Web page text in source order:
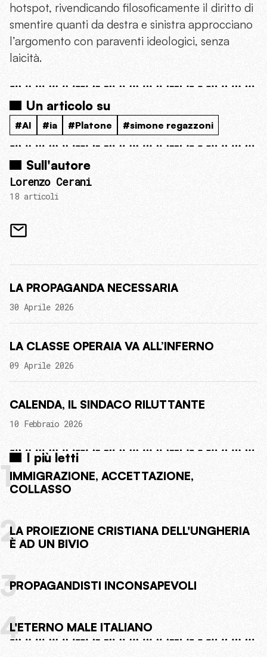
hotspot, rivendicando filosoficamente il diritto di
smentire quanti da destra e sinistra approcciano
l’argomento con paraventi ideologici, senza
laicità.
Un articolo su
#AI #ia #Platone #simone regazzoni
Sull'autore
Lorenzo Cerani
18 articoli
LA PROPAGANDA NECESSARIA
30 Aprile 2026
LA CLASSE OPERAIA VA ALL’INFERNO
09 Aprile 2026
CALENDA, IL SINDACO RILUTTANTE
10 Febbraio 2026
I più letti
1IMMIGRAZIONE, ACCETTAZIONE,
COLLASSO
2LA PROIEZIONE CRISTIANA DELL'UNGHERIA
È AD UN BIVIO
3PROPAGANDISTI INCONSAPEVOLI
4L'ETERNO MALE ITALIANO